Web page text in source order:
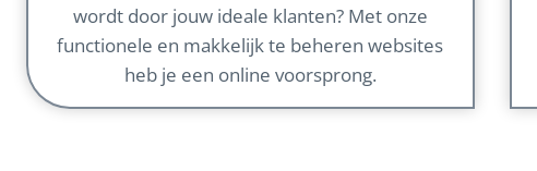
wordt door jouw ideale klanten? Met onze
functionele en makkelijk te beheren websites
heb je een online voorsprong.